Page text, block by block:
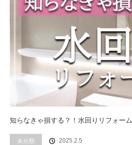
知らなきゃ損する？！水回りリフォーム
未分類 2025.2.5